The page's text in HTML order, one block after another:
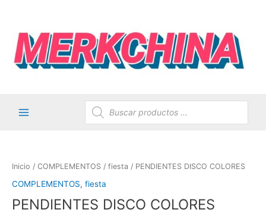
contenido
Búsqueda
de
productos
Inicio / COMPLEMENTOS / fiesta / PENDIENTES DISCO COLORES
COMPLEMENTOS, fiesta
PENDIENTES DISCO COLORES